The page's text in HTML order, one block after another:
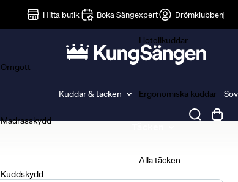
Hitta butik Boka Sängexpert Drömklubben
Örngott
Madrasskydd
Kuddskydd
Kuddar & täcken
Hotellkuddar
Ergonomiska kuddar
Alla täcken